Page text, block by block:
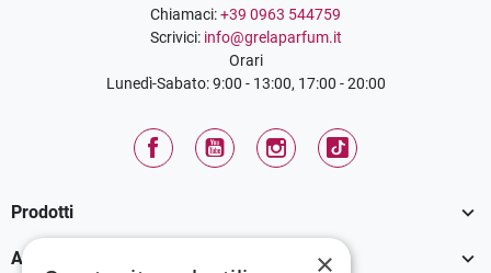
Chiamaci:+39 0963 544759
Scrivici: info@grelaparfum.it
Orari
Lunedì-Sabato: 9:00 - 13:00, 17:00 - 20:00
FacebookYouTube InstagramTikTok
Prodotti 
Assistenza Clienti 
×